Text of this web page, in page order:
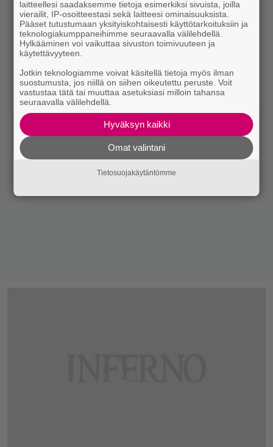
laitteellesi saadaksemme tietoja esimerkiksi sivuista, joilla
vierailit, IP-osoitteestasi sekä laitteesi ominaisuuksista.
Pääset tutustumaan yksityiskohtaisesti käyttötarkoituksiin ja
teknologiakumppaneihimme seuraavalla välilehdellä.
Hylkääminen voi vaikuttaa sivuston toimivuuteen ja
käytettävyyteen.
Jotkin teknologiamme voivat käsitellä tietoja myös ilman
suostumusta, jos niillä on siihen oikeutettu peruste. Voit
vastustaa tätä tai muuttaa asetuksiasi milloin tahansa
seuraavalla välilehdellä.
Hyväksyn kaikki
Omat valintani
Tietosuojakäytäntömme